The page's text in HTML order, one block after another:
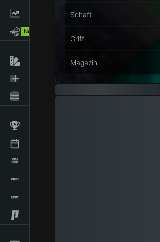
New!
Schaft
Griff
Magazin